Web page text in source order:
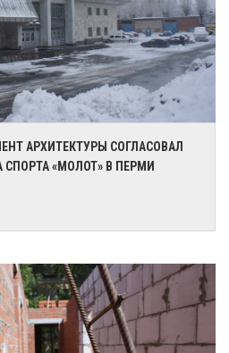
АРХИТЕКТУРЫ СОГЛАСОВАЛ
«МОЛОТ» В ПЕРМИ